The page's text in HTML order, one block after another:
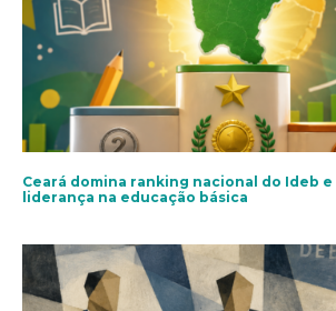
Ceará domina ranking nacional do Ideb e
liderança na educação básica